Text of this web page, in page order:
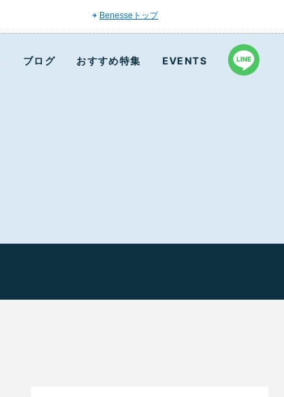
Benesseトップ
ブログ おすすめ特集 EVENTS